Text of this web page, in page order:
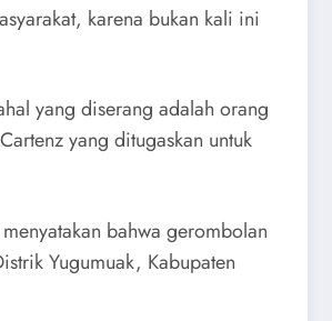
karena bukan kali ini
yang diserang adalah orang
yang ditugaskan untuk
bahwa gerombolan
Yugumuak, Kabupaten